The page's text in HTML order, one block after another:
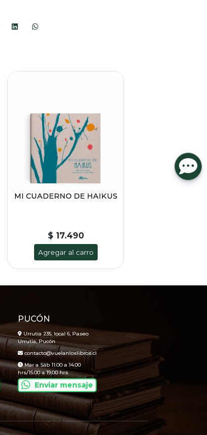
MI CUADERNO DE HAIKUS
$ 17.490
Agregar al carro
PUCÓN
Urrutia 235, local 6, Paseo
Urrutia, Pucón
contacto@vuelanloslibros.cl
Mar a Sáb 11.00 a 14.00
hrs/15.00 a 19.00 hrs
Enviar mensaje